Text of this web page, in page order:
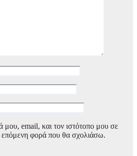
email, και τον ιστότοπο μου σε
επόμενη φορά που θα σχολιάσω.